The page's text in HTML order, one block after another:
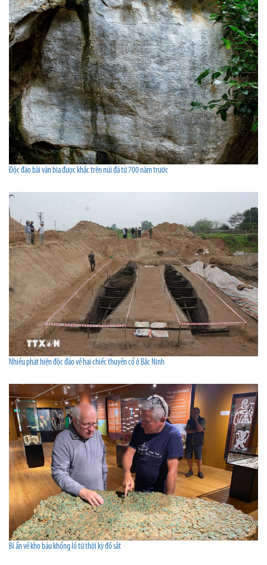
Độc đáo bài văn bia được khắc trên núi đá từ 700 năm trước
Nhiều phát hiện độc đáo về hai chiếc thuyền cổ ở Bắc Ninh
Bí ẩn về kho báu khổng lồ từ thời kỳ đồ sắt